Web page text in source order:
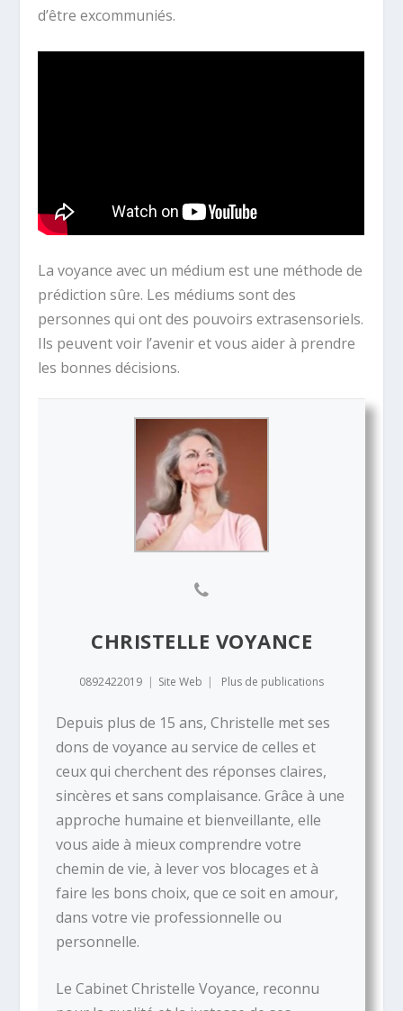
d’être excommuniés.
La voyance avec un médium est une méthode de
prédiction sûre. Les médiums sont des
personnes qui ont des pouvoirs extrasensoriels.
Ils peuvent voir l’avenir et vous aider à prendre
les bonnes décisions.
CHRISTELLE VOYANCE
0892422019 | Site Web | Plus de publications
Depuis plus de 15 ans, Christelle met ses
dons de voyance au service de celles et
ceux qui cherchent des réponses claires,
sincères et sans complaisance. Grâce à une
approche humaine et bienveillante, elle
vous aide à mieux comprendre votre
chemin de vie, à lever vos blocages et à
faire les bons choix, que ce soit en amour,
dans votre vie professionnelle ou
personnelle.
Le Cabinet Christelle Voyance, reconnu